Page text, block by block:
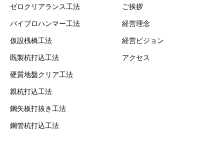
ゼロクリアランス工法
バイブロハンマー工法
仮設桟橋工法
既製杭打込工法
硬質地盤クリア工法
親杭打込工法
鋼矢板打抜き工法
鋼管杭打込工法
ご挨拶
経営理念
経営ビジョン
アクセス